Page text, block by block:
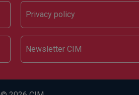
Privacy policy
Newsletter CIM